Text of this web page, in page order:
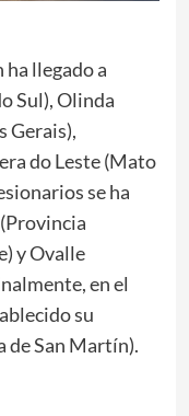
ha llegado a
Sul), Olinda
Gerais),
do Leste (Mato
se ha
y Ovalle
en el
su
de San Martín).